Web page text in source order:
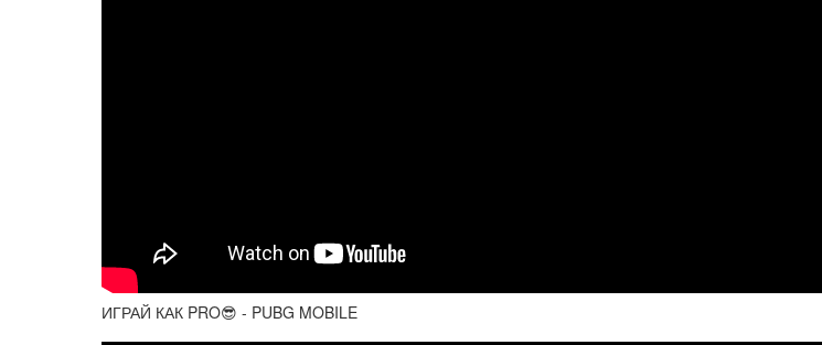
ИГРАЙ КАК PRO😎 - PUBG MOBILE